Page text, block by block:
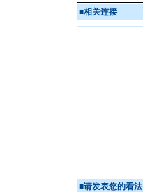
■相关连接
■请发表您的看法